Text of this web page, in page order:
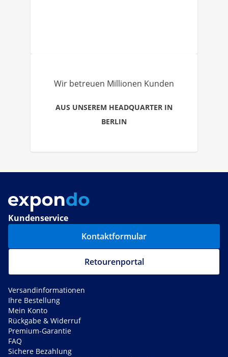
Wir betreuen Millionen Kunden
AUS UNSEREM HEADQUARTER IN
BERLIN
Kundenservice
Kontaktformular
Retourenportal
Versandinformationen
Ihre Bestellung
Mein Konto
Rückgabe & Widerruf
Premium-Garantie
FAQ
Sichere Bezahlung